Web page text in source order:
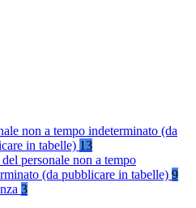
non a tempo indeterminato (da
in tabelle) 13
personale non a tempo
(da pubblicare in tabelle) 9
3